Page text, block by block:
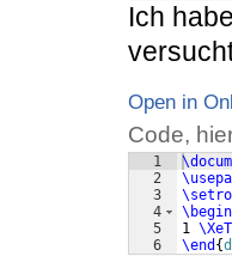
Ich
Open in
Code,
1
2
3
4
5
6
\begin
1
\end {